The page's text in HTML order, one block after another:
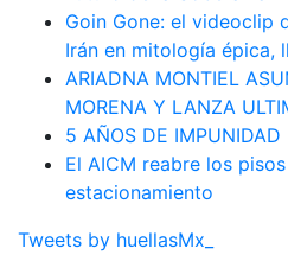
Goin Gone: el videoclip
Irán en mitología épica,
ARIADNA MONTIEL
MORENA Y LANZA
5 AÑOS DE
El AICM reabre los
estacionamiento
Tweets by huellasMx_